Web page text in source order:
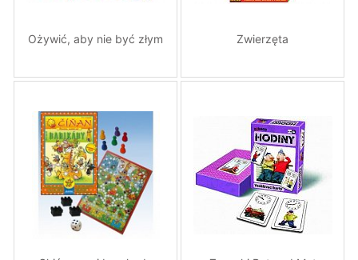
Ożywić, aby nie być złym Zwierzęta